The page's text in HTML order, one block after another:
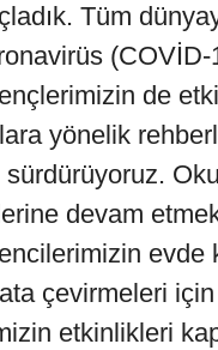
Tüm
(COVİD-
de
yönelik
devam
evde
çevirmeleri
etkinlikleri